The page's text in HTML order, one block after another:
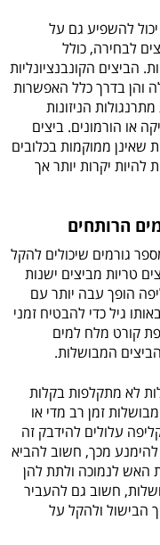
להשפיע גם על
לבחירה, כולל
הביצים הקונבנציונליות
והן בדרך כלל האפשרות
הניזונות
או הורמונים. ביצים
שאינן ממוקמות בכלובים
להיות יקרות יותר אך
הרותחים
גורמים שיכולים להקל
טריות מביצים ישנות
הופך עבה יותר עם
גיל כדי להבטיח זמני
קורט מלח למים
המבושלות.
לא מתקלפות בקלות
זמן רב מדי או
עלולים להידבק זה
מכך, חשוב להביא
האש לנמוכה ולתת להן
מבושלות, חשוב גם להעביר
הבישול ולהקל על